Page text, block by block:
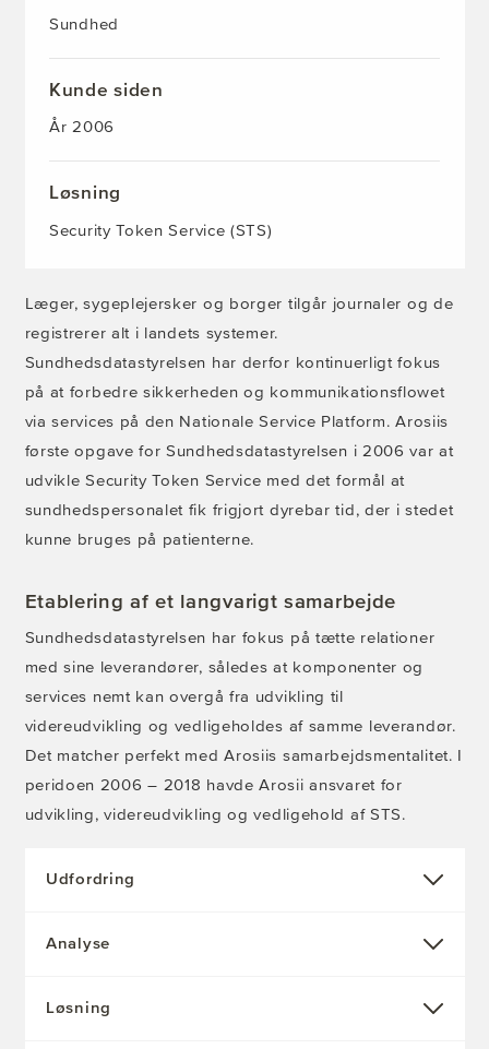
Sundhed
Kunde siden
År 2006
Løsning
Security Token Service (STS)
Læger, sygeplejersker og borger tilgår journaler og de
registrerer alt i landets systemer.
Sundhedsdatastyrelsen har derfor kontinuerligt fokus
på at forbedre sikkerheden og kommunikationsflowet
via services på den Nationale Service Platform. Arosiis
første opgave for Sundhedsdatastyrelsen i 2006 var at
udvikle Security Token Service med det formål at
sundhedspersonalet fik frigjort dyrebar tid, der i stedet
kunne bruges på patienterne.
Etablering af et langvarigt samarbejde
Sundhedsdatastyrelsen har fokus på tætte relationer
med sine leverandører, således at komponenter og
services nemt kan overgå fra udvikling til
videreudvikling og vedligeholdes af samme leverandør.
Det matcher perfekt med Arosiis samarbejdsmentalitet. I
peridoen 2006 – 2018 havde Arosii ansvaret for
udvikling, videreudvikling og vedligehold af STS.
Udfordring
Analyse
Løsning